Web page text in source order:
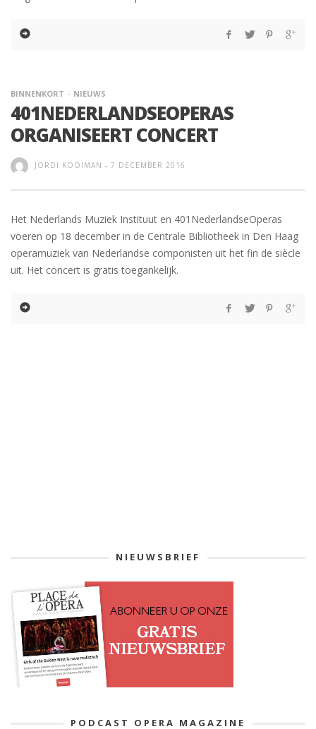
BINNENKORT NIEUWS
401NEDERLANDSEOPERAS
ORGANISEERT CONCERT
JORDI KOOIMAN - 7 DECEMBER 2016
Het Nederlands Muziek Instituut en 401NederlandseOperas
voeren op 18 december in de Centrale Bibliotheek in Den Haag
operamuziek van Nederlandse componisten uit het fin de siècle
uit. Het concert is gratis toegankelijk.
NIEUWSBRIEF
PODCAST OPERA MAGAZINE